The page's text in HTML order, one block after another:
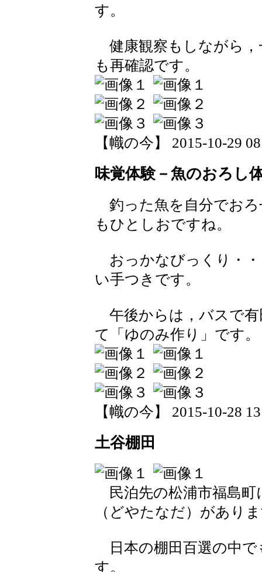
す。
健康観察もしながら，
も再確認です。
【幟の今】 2015-10-29
味覚体験－魚のおろし
釣った魚を自分でお
もひとしおですね。
おっかなびっくり・
い手つきです。
午後からは，バスで有
て「ゆのみ作り」です。
【幟の今】 2015-10-28
土谷棚田
民泊先の松浦市福島町
（どやたなだ）があり
日本の棚田百選の中で
す。